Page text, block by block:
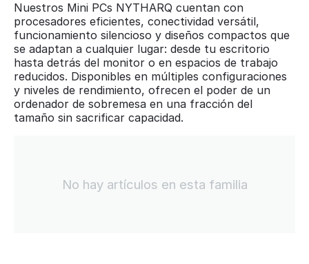
Nuestros Mini PCs NYTHARQ cuentan con
procesadores eficientes, conectividad versátil,
funcionamiento silencioso y diseños compactos que
se adaptan a cualquier lugar: desde tu escritorio
hasta detrás del monitor o en espacios de trabajo
reducidos. Disponibles en múltiples configuraciones
y niveles de rendimiento, ofrecen el poder de un
ordenador de sobremesa en una fracción del
tamaño sin sacrificar capacidad.
No hay artículos en esta familia